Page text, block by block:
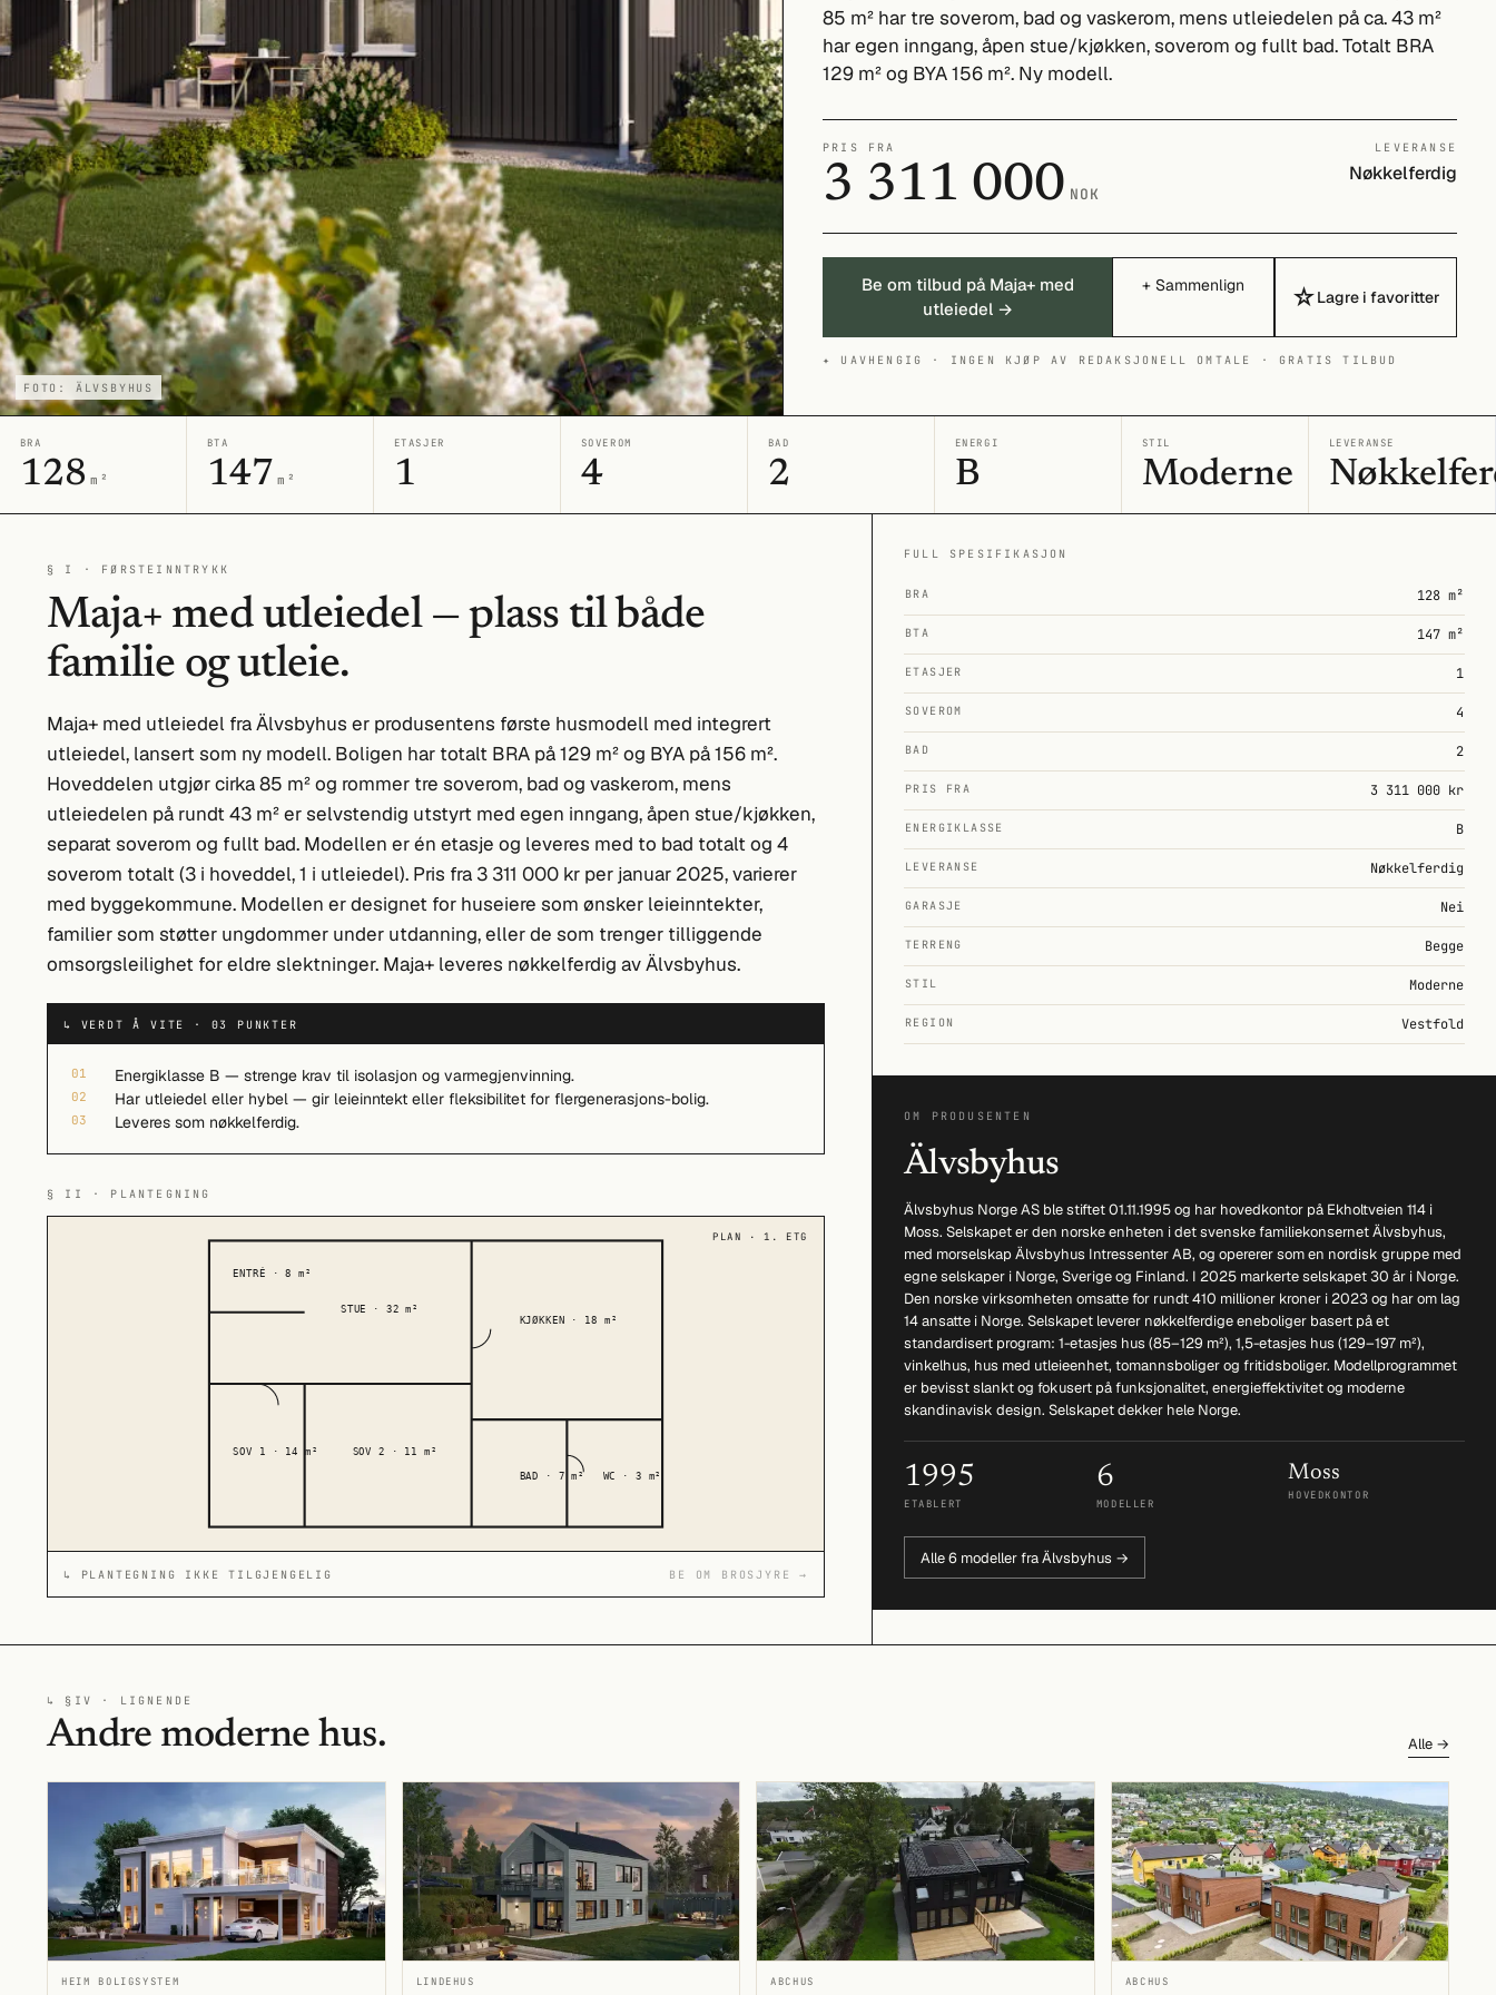
FOTO: ÄLVSBYHUS
85 m² har tre soverom, bad og vaskerom, mens utleiedelen på ca. 43 m²
har egen inngang, åpen stue/kjøkken, soverom og fullt bad. Totalt BRA
129 m² og BYA 156 m². Ny modell.
PRIS FRA
3 311 000 NOK
LEVERANSE
Nøkkelferdig
Be om tilbud på Maja+ med
utleiedel →
+ Sammenlign ☆Lagre i favoritter
✦ UAVHENGIG · INGEN KJØP AV REDAKSJONELL OMTALE · GRATIS TILBUD
BRA
128 m²
BTA
147 m²
ETASJER
1
SOVEROM
4
BAD
2
ENERGI
B
STIL
Moderne
LEVERANSE
§ I · FØRSTEINNTRYKK
Maja+ med utleiedel — plass til både
familie og utleie.
Maja+ med utleiedel fra Älvsbyhus er produsentens første husmodell med integrert
utleiedel, lansert som ny modell. Boligen har totalt BRA på 129 m² og BYA på 156 m².
Hoveddelen utgjør cirka 85 m² og rommer tre soverom, bad og vaskerom, mens
utleiedelen på rundt 43 m² er selvstendig utstyrt med egen inngang, åpen stue/kjøkken,
separat soverom og fullt bad. Modellen er én etasje og leveres med to bad totalt og 4
soverom totalt (3 i hoveddel, 1 i utleiedel). Pris fra 3 311 000 kr per januar 2025, varierer
med byggekommune. Modellen er designet for huseiere som ønsker leieinntekter,
familier som støtter ungdommer under utdanning, eller de som trenger tilliggende
omsorgsleilighet for eldre slektninger. Maja+ leveres nøkkelferdig av Älvsbyhus.
↳ VERDT Å VITE · 03 PUNKTER
01 Energiklasse B — strenge krav til isolasjon og varmegjenvinning.
02 Har utleiedel eller hybel — gir leieinntekt eller fleksibilitet for flergenerasjons-bolig.
03 Leveres som nøkkelferdig.
§ II · PLANTEGNING
STUE · 32 m²
KJØKKEN · 18 m²
BAD · 7 m² WC · 3 m²
SOV 1 · 14 m² SOV 2 · 11 m²
ENTRÉ · 8 m²
PLAN · 1. ETG
↳ PLANTEGNING IKKE TILGJENGELIG BE OM BROSJYRE →
FULL SPESIFIKASJON
BRA 128 m²
BTA 147 m²
ETASJER 1
SOVEROM 4
BAD 2
PRIS FRA 3 311 000 kr
ENERGIKLASSE B
LEVERANSE Nøkkelferdig
GARASJE Nei
TERRENG Begge
STIL Moderne
REGION Vestfold
OM PRODUSENTEN
Älvsbyhus
Älvsbyhus Norge AS ble stiftet 01.11.1995 og har hovedkontor på Ekholtveien 114 i
Moss. Selskapet er den norske enheten i det svenske familiekonsernet Älvsbyhus,
med morselskap Älvsbyhus Intressenter AB, og opererer som en nordisk gruppe med
egne selskaper i Norge, Sverige og Finland. I 2025 markerte selskapet 30 år i Norge.
Den norske virksomheten omsatte for rundt 410 millioner kroner i 2023 og har om lag
14 ansatte i Norge. Selskapet leverer nøkkelferdige eneboliger basert på et
standardisert program: 1-etasjes hus (85–129 m²), 1,5-etasjes hus (129–197 m²),
vinkelhus, hus med utleieenhet, tomannsboliger og fritidsboliger. Modellprogrammet
er bevisst slankt og fokusert på funksjonalitet, energieffektivitet og moderne
skandinavisk design. Selskapet dekker hele Norge.
1995
ETABLERT
6
MODELLER
Moss
HOVEDKONTOR
Alle 6 modeller fra Älvsbyhus →
↳ §IV · LIGNENDE
Andre moderne hus. Alle →
HEIM BOLIGSYSTEM LINDEHUS ABCHUS ABCHUS